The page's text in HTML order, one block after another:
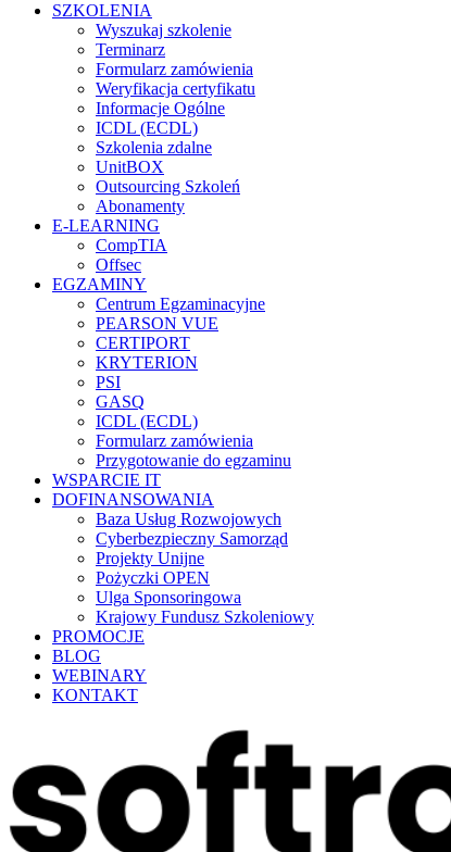
SZKOLENIA
Wyszukaj szkolenie
Terminarz
Formularz zamówienia
Weryfikacja certyfikatu
Informacje Ogólne
ICDL (ECDL)
Szkolenia zdalne
UnitBOX
Outsourcing Szkoleń
Abonamenty
E-LEARNING
CompTIA
Offsec
EGZAMINY
Centrum Egzaminacyjne
PEARSON VUE
CERTIPORT
KRYTERION
PSI
GASQ
ICDL (ECDL)
Formularz zamówienia
Przygotowanie do egzaminu
WSPARCIE IT
DOFINANSOWANIA
Baza Usług Rozwojowych
Cyberbezpieczny Samorząd
Projekty Unijne
Pożyczki OPEN
Ulga Sponsoringowa
Krajowy Fundusz Szkoleniowy
PROMOCJE
BLOG
WEBINARY
KONTAKT